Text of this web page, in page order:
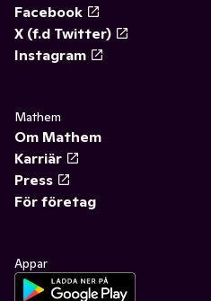
Facebook
X (f.d Twitter)
Instagram
Mathem
Om Mathem
Karriär
Press
För företag
Appar